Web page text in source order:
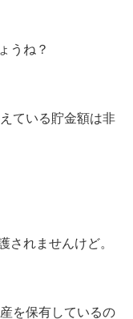
うね？
ている貯金額は非
されませんけど。
を保有しているの